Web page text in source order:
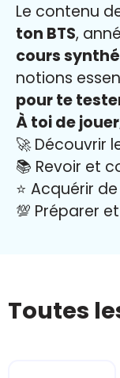
Le contenu
ton BTS,
cours
notions
pour te
À toi de
🚀 Découvrir
📚 Revoir et
⭐️ Acquérir
💯 Préparer
Toutes